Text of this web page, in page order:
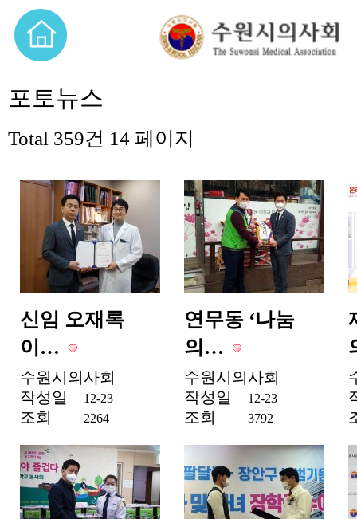
포토뉴스
Total 359건 14 페이지
신임 오재록
이…
수원시의사회
작성일
12-23
조회 2264
연무동 ‘나눔
의…
수원시의사회
작성일
12-23
조회 3792